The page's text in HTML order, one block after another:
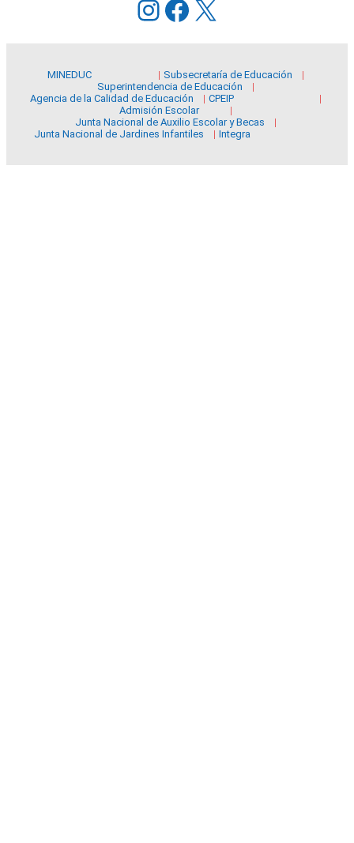
Instagram
Facebook
X
MINEDUC
Subsecretaría de Educación
Superintendencia de Educación
Agencia de la Calidad de Educación
CPEIP
Admisión Escolar
Junta Nacional de Auxilio Escolar y Becas
Junta Nacional de Jardines Infantiles
Integra